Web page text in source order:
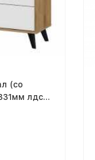
(со
лдсп